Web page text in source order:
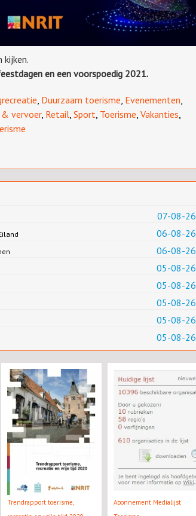
kijken.
en een voorspoedig 2021.
Duurzaam toerisme Evenementen
& vervoer, Retail Sport Toerisme Vakanties
07-08-26
06-08-26
06-08-26
05-08-26
05-08-26
05-08-26
05-08-26
05-08-26
Trendrapport toerisme,
Abonnement Medialijst